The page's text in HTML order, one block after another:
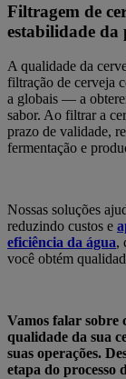
Filtragem de
estabilidade da
A qualidade da
filtração de cerveja
a globais — a
sabor. Ao filtrar a
prazo de validade,
fermentação e
Nossas soluções
reduzindo custos e
eficiência da água,
você obtém
Vamos falar sobre
qualidade da sua
suas operações.
etapa do processo